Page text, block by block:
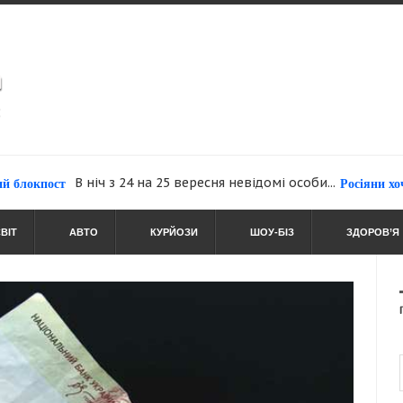
В ніч з 24 на 25 вересня невідомі особи... Росіяни хочуть
АВТО КУРЙОЗИ ШОУ-БІЗ ЗДОРОВ’Я